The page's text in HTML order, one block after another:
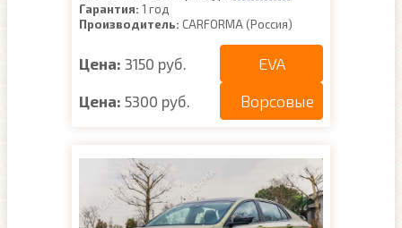
Гарантия: 1 год
Производитель: CARFORMA (Россия)
Цена: 3150 руб. EVA
Цена: 5300 руб. Ворсовые